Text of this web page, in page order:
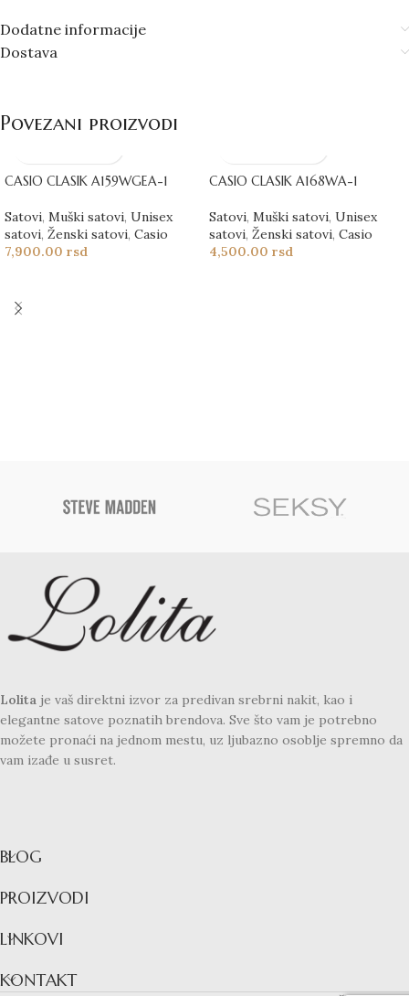
Dodatne informacije
Dostava
Povezani proizvodi
CASIO CLASIK A159WGEA-1
Satovi, Muški satovi, Unisex
satovi, Ženski satovi, Casio
7,900.00 rsd
CASIO CLASIK A168WA-1
Satovi, Muški satovi, Unisex
satovi, Ženski satovi, Casio
4,500.00 rsd
Lolita je vaš direktni izvor za predivan srebrni nakit, kao i
elegantne satove poznatih brendova. Sve što vam je potrebno
možete pronaći na jednom mestu, uz ljubazno osoblje spremno da
vam izađe u susret.
BLOG
PROIZVODI
LINKOVI
KONTAKT